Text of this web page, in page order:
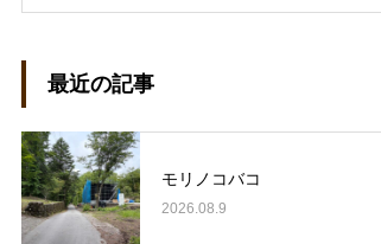
最近の記事
モリノコバコ
2026.08.9